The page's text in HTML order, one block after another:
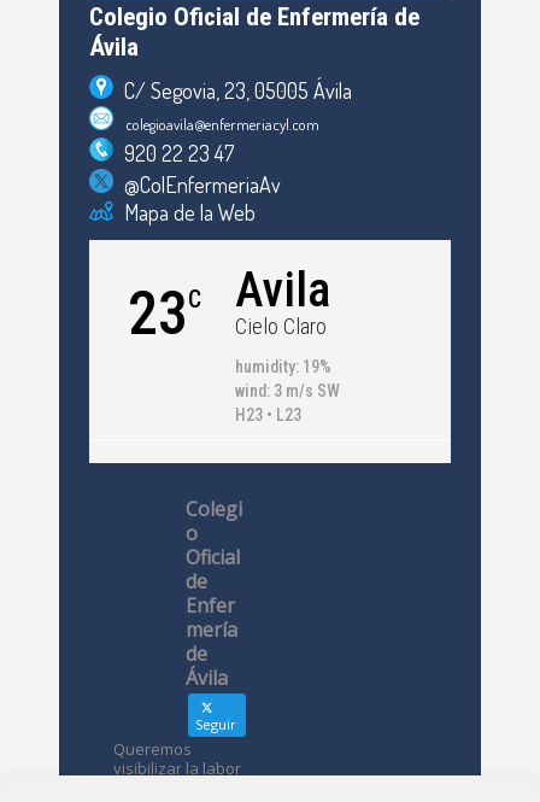
Colegio Oficial de Enfermería de
Ávila
C/ Segovia, 23, 05005 Ávila
colegioavila@enfermeriacyl.com
920 22 23 47
@ColEnfermeriaAv
Mapa de la Web
23C Avila
Cielo Claro
humidity: 19%
wind: 3 m/s SW
H23 • L23
Colegi
o
Oficial
de
Enfer
mería
de
Ávila
Seguir
Queremos
visibilizar la labor